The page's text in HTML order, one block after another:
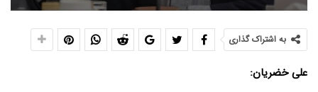
به اشتراک گذاری
علی خضریان: